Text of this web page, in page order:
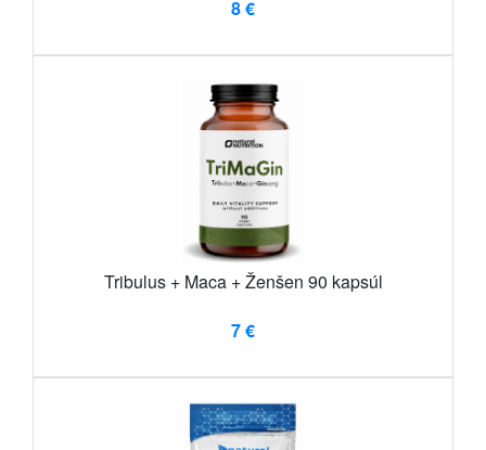
8 €
Tribulus + Maca + Ženšen 90 kapsúl
7 €